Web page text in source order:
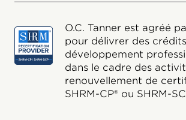
O.C. Tanner est agréé
pour délivrer des
développement
dans le cadre des
renouvellement de
SHRM-CP® ou SHRM-